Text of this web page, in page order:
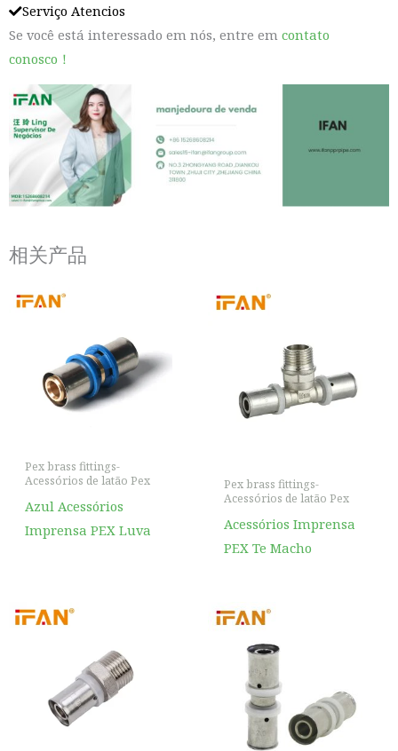
Serviço Atencios
Se você está interessado em nós, entre em contato
conosco！
相关产品
Pex brass fittings-
Acessórios de latão Pex
Azul Acessórios
Imprensa PEX Luva
Pex brass fittings-
Acessórios de latão Pex
Acessórios Imprensa
PEX Te Macho